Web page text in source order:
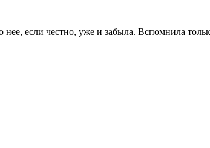
если честно, уже и забыла. Вспомнила